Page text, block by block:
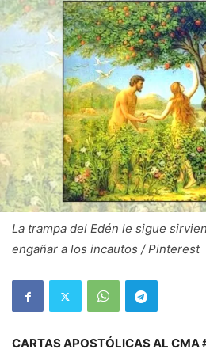
La trampa del Edén le sigue
engañar a los incautos / Pinterest
CARTAS APOSTÓLICAS AL CMA